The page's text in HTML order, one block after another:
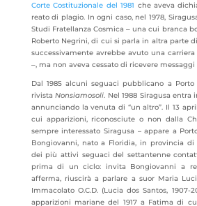
Corte Costituzionale del 1981 che aveva
reato di plagio. In ogni caso, nel 1978,
Studi Fratellanza Cosmica ‒ una cui branca
Roberto Negrini, di cui si parla in altra parte
successivamente avrebbe avuto una
‒, ma non aveva cessato di ricevere
Dal 1985 alcuni seguaci pubblicano a Porto
rivistaNonsiamosoli. Nel 1988 Siragusa
annunciando la venuta di “un altro”. Il 13
cui apparizioni, riconosciute o non dalla
sempre interessato Siragusa – appare a
Bongiovanni, nato a Floridia, in provincia di
dei più attivi seguaci del settantenne
prima di un ciclo: invita Bongiovanni a
afferma, riuscirà a parlare a suor Maria
Immacolato O.C.D. (Lucia dos Santos,
apparizioni mariane del 1917 a Fatima di